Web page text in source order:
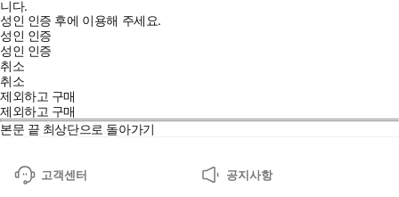
니다.
성인 인증 후에 이용해 주세요.
성인 인증
성인 인증
취소
취소
제외하고 구매
제외하고 구매
본문 끝 최상단으로 돌아가기
고객센터 공지사항